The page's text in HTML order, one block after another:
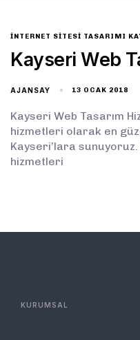
INTERNET SITESI TASARIMI
Kayseri Web
AJANSAY 13 OCAK 2018
Kayseri Web Tasarım
hizmetleri olarak en
Kayseri’lara sunuyoruz.
hizmetleri
KURUMSAL